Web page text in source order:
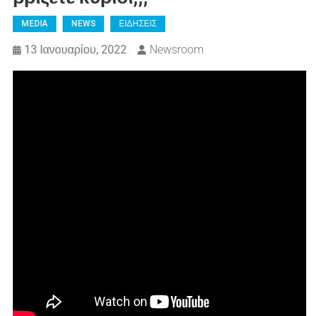
MEDIA NEWS ΕΙΔΗΣΕΙΣ
13 Ιανουαρίου, 2022 Newsroom